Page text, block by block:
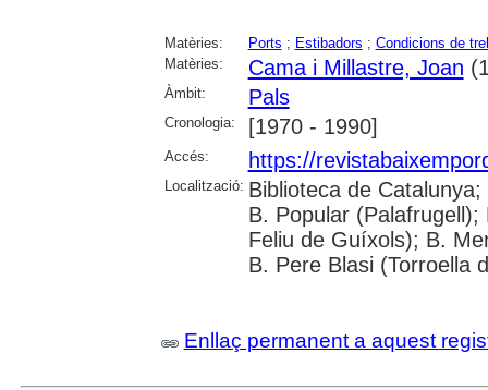
Matèries: Ports ; Estibadors ; Condicions de
Matèries:
Cama i Millastre, Joan
Àmbit: Pals
Cronologia: [1970 - 1990]
Accés: https://
Localització: Biblioteca de
B. Popular
Feliu de Guíxols); B.
B. Pere Blasi (Torroella
Enllaç permanent a aquest